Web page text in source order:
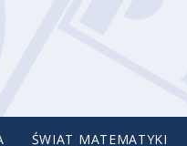
ŚWIAT MATEMATYKI